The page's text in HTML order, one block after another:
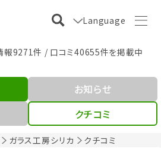
Language
報9271件 / 口コミ40655件を掲載中
ガラス工房シリカ クチコミ
お知らせ
クチコミ